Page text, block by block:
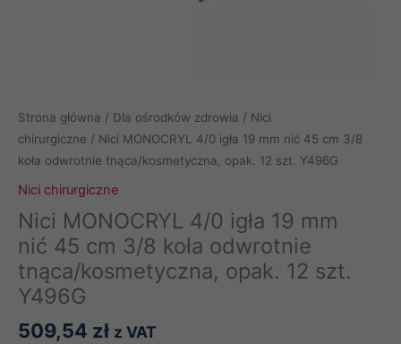
Strona główna / Dla ośrodków zdrowia / Nici
chirurgiczne / Nici MONOCRYL 4/0 igła 19 mm nić 45 cm 3/8
koła odwrotnie tnąca/kosmetyczna, opak. 12 szt. Y496G
Nici chirurgiczne
Nici MONOCRYL 4/0 igła 19 mm
nić 45 cm 3/8 koła odwrotnie
tnąca/kosmetyczna, opak. 12 szt.
Y496G
509,54 zł z VAT